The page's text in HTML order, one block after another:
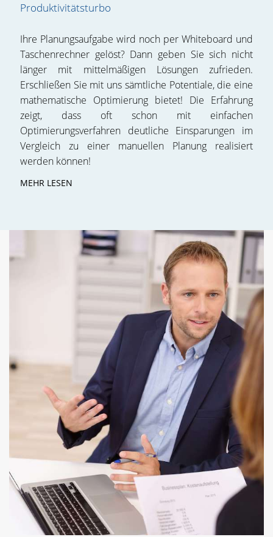
Produktivitätsturbo
Ihre Planungsaufgabe wird noch per Whiteboard und
Taschenrechner gelöst? Dann geben Sie sich nicht
länger mit mittelmäßigen Lösungen zufrieden.
Erschließen Sie mit uns sämtliche Potentiale, die eine
mathematische Optimierung bietet! Die Erfahrung
zeigt, dass oft schon mit einfachen
Optimierungsverfahren deutliche Einsparungen im
Vergleich zu einer manuellen Planung realisiert
werden können!
MEHR LESEN